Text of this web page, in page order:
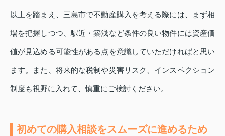
以上を踏まえ、三島市で不動産購入を考える際には、まず相
場を把握しつつ、駅近・築浅など条件の良い物件には資産価
値が見込める可能性がある点を意識していただければと思い
ます。また、将来的な税制や災害リスク、インスペクション
制度も視野に入れて、慎重にご検討ください。
初めての購入相談をスムーズに進めるため